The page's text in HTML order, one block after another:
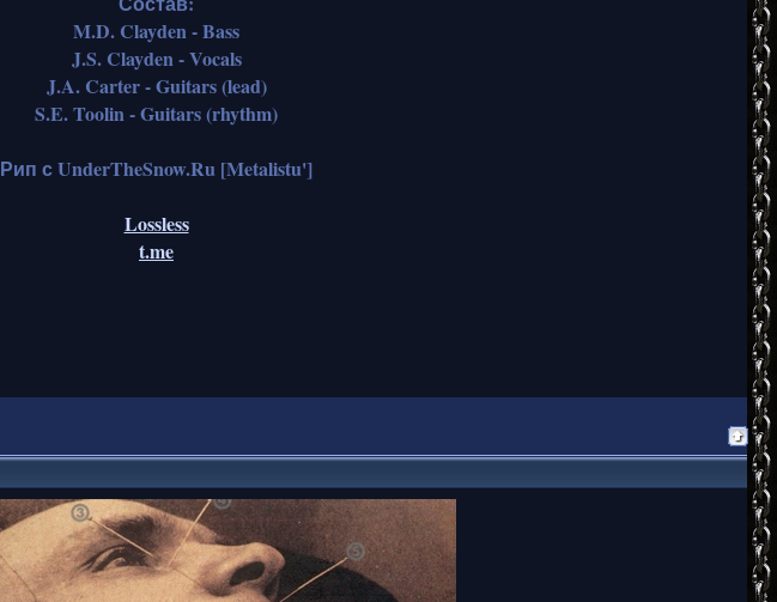
M.D. Clayden - Bass
J.S. Clayden - Vocals
J.A. Carter - Guitars (lead)
S.E. Toolin - Guitars (rhythm)
Рип с UnderTheSnow.Ru [Metalistu']
Lossless
t.me